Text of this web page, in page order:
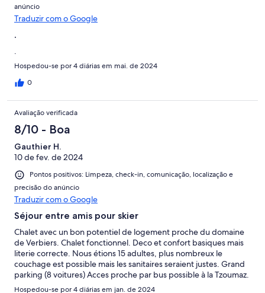
anúncio
Traduzir com o Google
.
.
Hospedou-se por 4 diárias em mai. de 2024
0
Avaliação verificada
8/10 - Boa
Gauthier H.
10 de fev. de 2024
Pontos positivos: Limpeza, check-in, comunicação, localização e
precisão do anúncio
Traduzir com o Google
Séjour entre amis pour skier
Chalet avec un bon potentiel de logement proche du domaine
de Verbiers. Chalet fonctionnel. Deco et confort basiques mais
literie correcte. Nous étions 15 adultes, plus nombreux le
couchage est possible mais les sanitaires seraient justes. Grand
parking (8 voitures) Acces proche par bus possible à la Tzoumaz.
Les pistes de retour peuvent être difficiles car verglacés. Nous
Hospedou-se por 4 diárias em jan. de 2024